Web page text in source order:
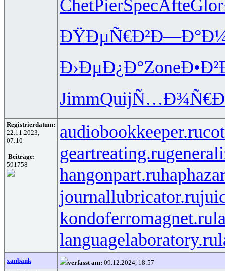
ChetPierSpecAfteGlor
ÐŸÐµÑ€Ð²
Ð›ÐµÐ¿Ð°Zone
JimmQuij
Registrierdatum:
22.11.2023,
07:10
Beiträge:
591758
audiobookkeeper.ru
geartreating.ru
hangonpart.ru
journallubricator.ru
kondoferromagnet.ru
languagelaboratory.ru
xanbank verfasst am: 09.12.2024, 18:57